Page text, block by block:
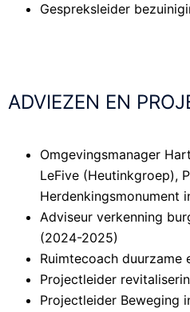
Gespreksleider
ADVIEZEN EN
Omgevingsmanager
LeFive (Heutinkgroep),
Herdenkingsmonument
Adviseur verkenning
(2024-2025)
Ruimtecoach duurzame
Projectleider
Projectleider Beweging